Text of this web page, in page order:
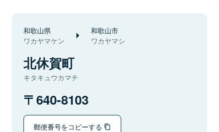
和歌山県
ワカヤマケン
和歌山市
ワカヤマシ
北休賀町
キタキュウカマチ
640-8103
郵便番号をコピーする